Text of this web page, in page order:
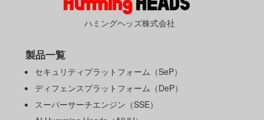
ハミングヘッズ株式会社
製品一覧
セキュリティプラットフォーム（SeP）
ディフェンスプラットフォーム（DeP）
スーパーサーチエンジン（SSE）